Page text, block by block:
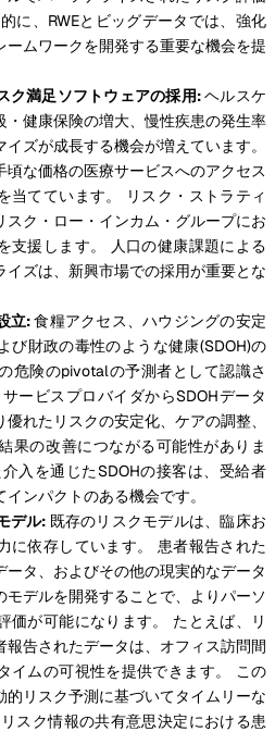
に、RWEとビッグデータでは、強化
ームワークを開発する重要な機会を提
ク満足ソフトウェアの採用:ヘルスケ
・健康保険の増大、慢性疾患の発生率
ズが成長する機会が増えています。
な価格の医療サービスへのアクセス
当てています。 リスク・ストラティ
スク・ロー・インカム・グループにお
支援します。 人口の健康課題による
イズは、新興市場での採用が重要とな
立:食糧アクセス、ハウジングの安定
び財政の毒性のような健康(SDOH)の
危険のpivotalの予測者として認識さ
ービスプロバイダからSDOHデータ
れたリスクの安定化、ケアの調整、
果の改善につながる可能性がありま
入を通じたSDOHの接客は、受給者
ンパクトのある機会です。
デル: 既存のリスクモデルは、臨床お
に依存しています。 患者報告された
タ、およびその他の現実的なデータ
モデルを開発することで、よりパーソ
価が可能になります。 たとえば、リ
報告されたデータは、オフィス訪問間
イムの可視性を提供できます。 この
的リスク予測に基づいてタイムリーな
スク情報の共有意思決定における患